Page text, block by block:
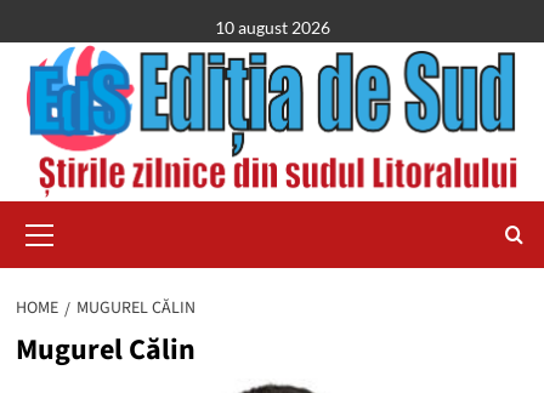
to
content
10 august 2026
Menu
HOME MUGUREL CĂLIN
Mugurel Călin